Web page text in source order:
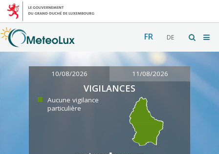
FR DE
10/08/2026 11/08/2026
VIGILANCES
Aucune vigilance
particulière